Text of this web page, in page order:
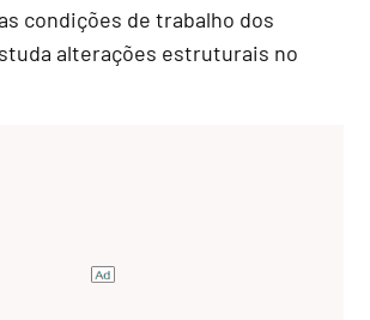
condições de trabalho dos
alterações estruturais no